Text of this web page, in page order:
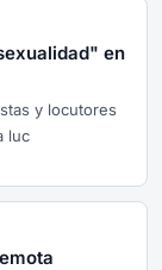
en
y locutores
luc